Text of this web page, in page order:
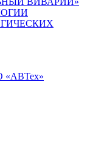
«АВТех»